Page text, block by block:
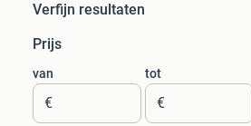
Verfijn resultaten
Prijs
van
€
tot
€